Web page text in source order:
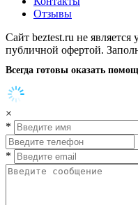
Отзывы
Сайт beztest.ru не
публичной офертой.
Всегда готовы оказать
×
*
*